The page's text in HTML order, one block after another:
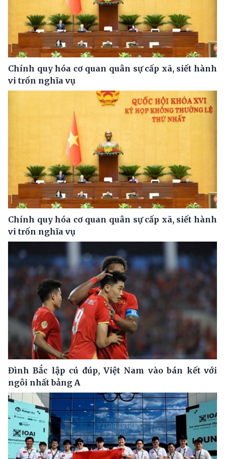
Chính quy hóa cơ quan quân sự cấp xã, siết hành
vi trốn nghĩa vụ
Chính quy hóa cơ quan quân sự cấp xã, siết hành
vi trốn nghĩa vụ
Đình Bắc lập cú đúp, Việt Nam vào bán kết với
ngôi nhất bảng A